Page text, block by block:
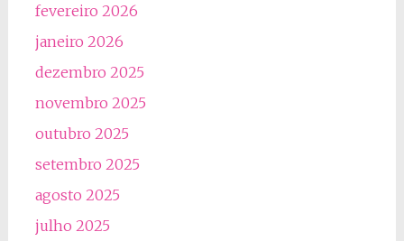
fevereiro 2026
janeiro 2026
dezembro 2025
novembro 2025
outubro 2025
setembro 2025
agosto 2025
julho 2025